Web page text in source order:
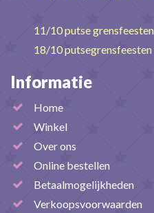
11/10 putse grensfeesten
18/10 putsegrensfeesten
Informatie
Home
Winkel
Over ons
Online bestellen
Betaalmogelijkheden
Verkoopsvoorwaarden